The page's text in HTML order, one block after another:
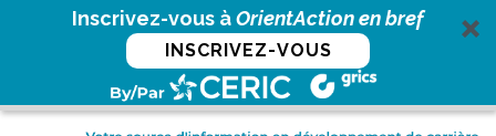
Inscrivez-vous àOrientAction en bref
INSCRIVEZ-VOUS